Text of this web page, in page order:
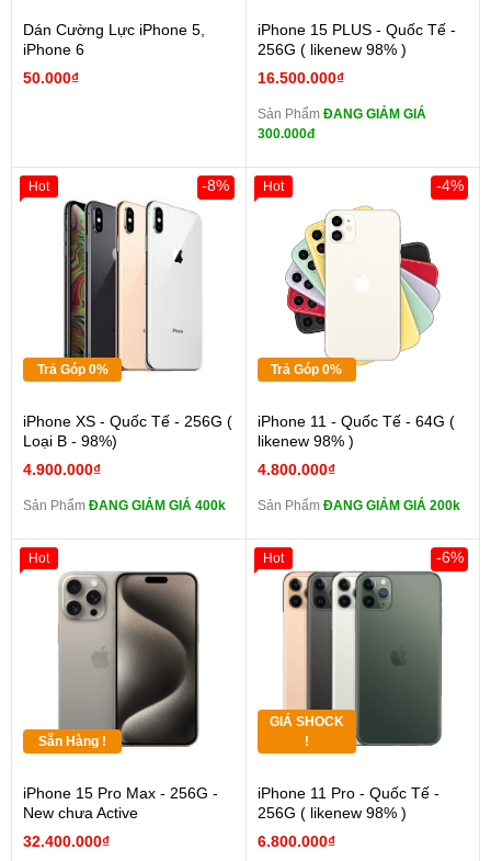
Dán Cường Lực iPhone 5,
iPhone 6
50.000₫
iPhone 15 PLUS - Quốc Tế -
256G ( likenew 98% )
16.500.000₫
Sản Phẩm ĐANG GIẢM GIÁ
300.000đ
Trả Góp 0%
iPhone XS - Quốc Tế - 256G (
Loại B - 98%)
4.900.000₫
-8%
Sản Phẩm ĐANG GIẢM GIÁ 400k
Hot
Trả Góp 0%
iPhone 11 - Quốc Tế - 64G (
likenew 98% )
4.800.000₫
-4%
Sản Phẩm ĐANG GIẢM GIÁ 200k
Hot
Sẵn Hàng !
iPhone 15 Pro Max - 256G -
New chưa Active
32.400.000₫
Hot
GIÁ SHOCK
!
iPhone 11 Pro - Quốc Tế -
256G ( likenew 98% )
6.800.000₫
-6%
Hot